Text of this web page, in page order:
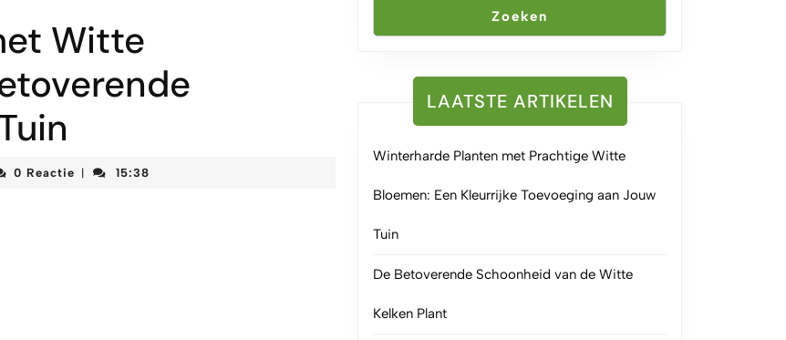
Witte
0 Reactie 15:38
Zoeken
LAATSTE ARTIKELEN
Winterharde Planten met Prachtige Witte
Bloemen: Een Kleurrijke Toevoeging aan Jouw
Tuin
De Betoverende Schoonheid van de Witte
Kelken Plant